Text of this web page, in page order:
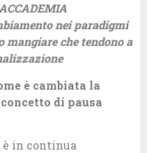
nei paradigmi
mangiare che tendono a
è cambiata la
di pausa
in continua